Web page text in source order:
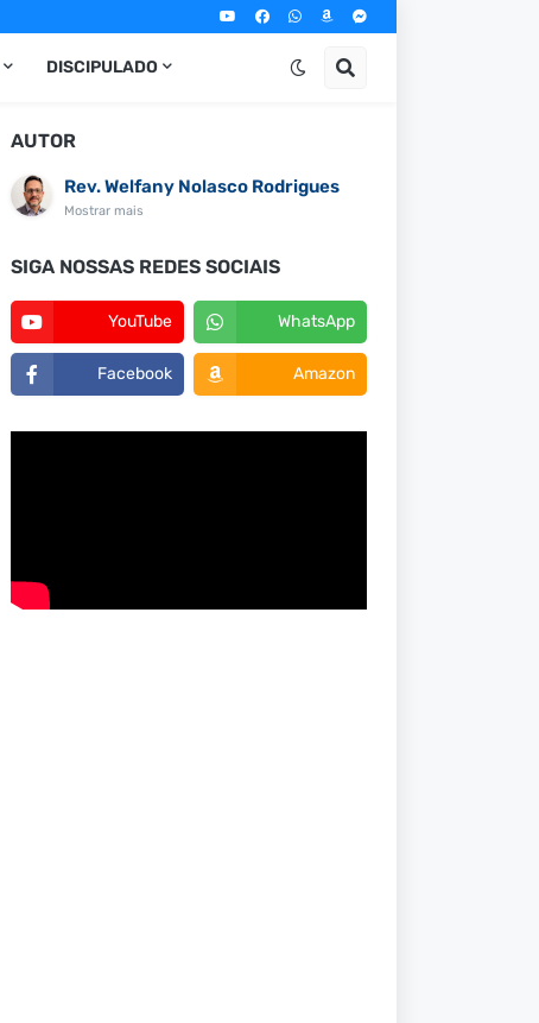
DISCIPULADO
AUTOR
Rev. Welfany Nolasco Rodrigues
Mostrar mais
SIGA NOSSAS REDES SOCIAIS
YouTube WhatsApp
Facebook Amazon